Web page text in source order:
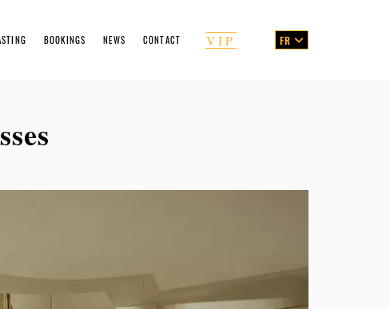
BOOKINGS NEWS CONTACT VIP FR